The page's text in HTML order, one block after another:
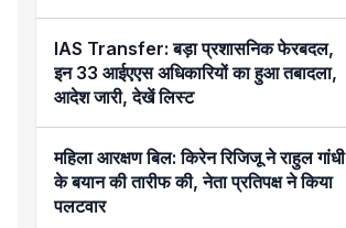
IAS Transfer: बड़ा प्रशासनिक फेरबदल,
इन 33 आईएएस अधिकारियों का हुआ तबादला,
आदेश जारी, देखें लिस्ट
महिला आरक्षण बिल: किरेन रिजिजू ने राहुल गांधी
के बयान की तारीफ की, नेता प्रतिपक्ष ने किया
पलटवार